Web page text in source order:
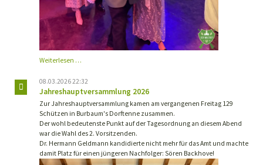
Weiterlesen …
2026
08.03.2026 22:32
Jahreshauptversammlung 2026
Zur Jahreshauptversammlung kamen am vergangenen Freitag 129
Schützen in Burbaum's Dorftenne zusammen.
Der wohl bedeutenste Punkt auf der Tagesordnung an diesem Abend
war die Wahl des 2. Vorsitzenden.
Dr. Hermann Geldmann kandidierte nicht mehr für das Amt und machte
damit Platz für einen jüngeren Nachfolger: Sören Backhove!